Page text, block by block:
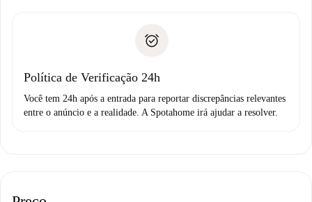
Débito direto bancário
não comunicar nenhum problema.
Política de Verificação 24h
Você tem 24h após a entrada para reportar discrepâncias relevantes
entre o anúncio e a realidade. A Spotahome irá ajudar a resolver.